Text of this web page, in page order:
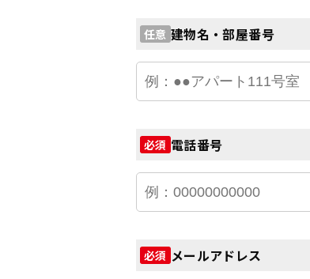
任意 建物名・部屋番号
必須 電話番号
必須 メールアドレス